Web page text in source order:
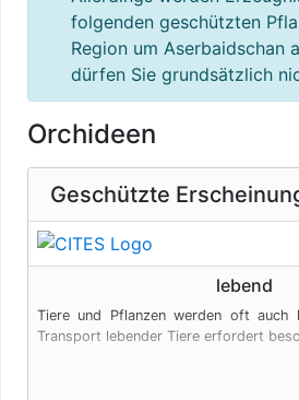
folgenden geschützten
Region um Aserbaidschan
dürfen Sie grundsätzlich
Orchideen
Geschützte
lebend
Tiere und Pflanzen werden oft auch
Transport lebender Tiere erfordert